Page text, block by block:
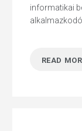
informatikai
READ